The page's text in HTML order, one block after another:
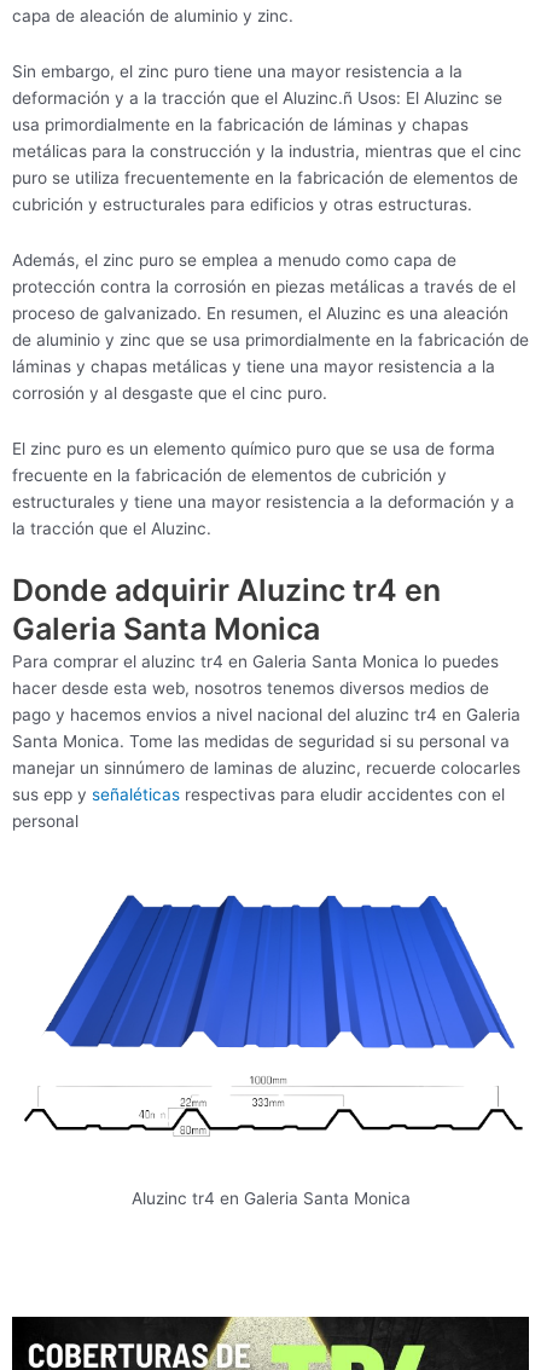
capa de aleación de aluminio y zinc.
Sin embargo, el zinc puro tiene una mayor resistencia a la
deformación y a la tracción que el Aluzinc.ñ Usos: El Aluzinc se
usa primordialmente en la fabricación de láminas y chapas
metálicas para la construcción y la industria, mientras que el cinc
puro se utiliza frecuentemente en la fabricación de elementos de
cubrición y estructurales para edificios y otras estructuras.
Además, el zinc puro se emplea a menudo como capa de
protección contra la corrosión en piezas metálicas a través de el
proceso de galvanizado. En resumen, el Aluzinc es una aleación
de aluminio y zinc que se usa primordialmente en la fabricación de
láminas y chapas metálicas y tiene una mayor resistencia a la
corrosión y al desgaste que el cinc puro.
El zinc puro es un elemento químico puro que se usa de forma
frecuente en la fabricación de elementos de cubrición y
estructurales y tiene una mayor resistencia a la deformación y a
la tracción que el Aluzinc.
Donde adquirir Aluzinc tr4 en
Galeria Santa Monica
Para comprar el aluzinc tr4 en Galeria Santa Monica lo puedes
hacer desde esta web, nosotros tenemos diversos medios de
pago y hacemos envios a nivel nacional del aluzinc tr4 en Galeria
Santa Monica. Tome las medidas de seguridad si su personal va
manejar un sinnúmero de laminas de aluzinc, recuerde colocarles
sus epp y señaléticas respectivas para eludir accidentes con el
personal
Aluzinc tr4 en Galeria Santa Monica